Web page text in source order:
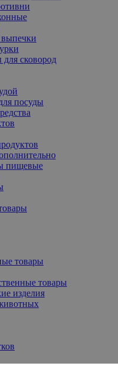
для сковород
посуды
пищевые
товары
товары
изделия